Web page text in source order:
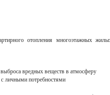
отопления многоэтажных
вредных веществ в атмосферу
с личными потребностями